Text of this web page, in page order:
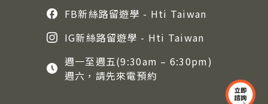
FB新絲路留遊學 - Hti Taiwan
IG新絲路留遊學 - Hti Taiwan
週一至週五(9:30am – 6:30pm)
週六，請先來電預約